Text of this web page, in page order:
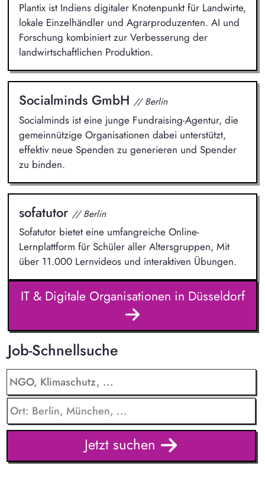
Plantix ist Indiens digitaler Knotenpunkt für Landwirte,
lokale Einzelhändler und Agrarproduzenten. AI und
Forschung kombiniert zur Verbesserung der
landwirtschaftlichen Produktion.
Socialminds GmbH // Berlin
Socialminds ist eine junge Fundraising-Agentur, die
gemeinnützige Organisationen dabei unterstützt,
effektiv neue Spenden zu generieren und Spender
zu binden.
sofatutor // Berlin
Sofatutor bietet eine umfangreiche Online-
Lernplattform für Schüler aller Altersgruppen, Mit
über 11.000 Lernvideos und interaktiven Übungen.
IT & Digitale Organisationen in Düsseldorf
Job-Schnellsuche
Jetzt suchen